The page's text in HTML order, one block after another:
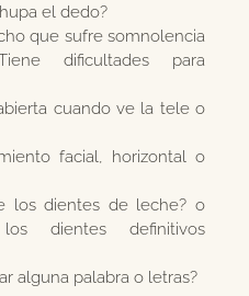
el dedo?
que sufre somnolencia
dificultades para
cuando ve la tele o
facial, horizontal o
los dientes de leche? o
dientes definitivos
alguna palabra o letras?